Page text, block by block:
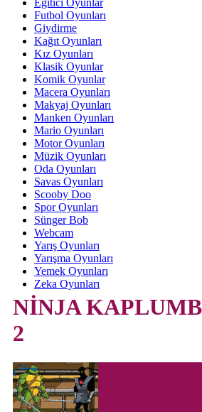
Eğitici Oyunlar
Futbol Oyunları
Giydirme
Kağıt Oyunları
Kız Oyunları
Klasik Oyunlar
Komik Oyunlar
Macera Oyunları
Makyaj Oyunları
Manken Oyunları
Mario Oyunları
Motor Oyunları
Müzik Oyunları
Oda Oyunları
Savas Oyunları
Scooby Doo
Spor Oyunları
Sünger Bob
Webcam
Yarış Oyunları
Yarışma Oyunları
Yemek Oyunları
Zeka Oyunları
NİNJA
2